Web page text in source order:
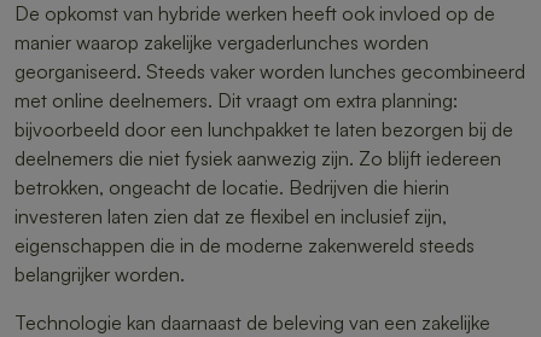
De opkomst van hybride werken heeft ook invloed op de
manier waarop zakelijke vergaderlunches worden
georganiseerd. Steeds vaker worden lunches gecombineerd
met online deelnemers. Dit vraagt om extra planning:
bijvoorbeeld door een lunchpakket te laten bezorgen bij de
deelnemers die niet fysiek aanwezig zijn. Zo blijft iedereen
betrokken, ongeacht de locatie. Bedrijven die hierin
investeren laten zien dat ze flexibel en inclusief zijn,
eigenschappen die in de moderne zakenwereld steeds
belangrijker worden.
Technologie kan daarnaast de beleving van een zakelijke